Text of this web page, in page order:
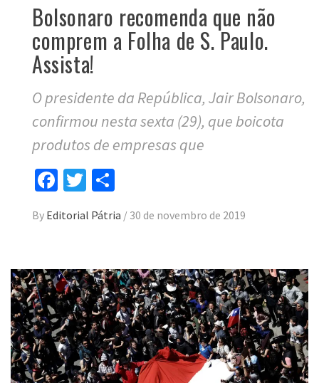
Bolsonaro recomenda que não
comprem a Folha de S. Paulo.
Assista!
O presidente da República, Jair Bolsonaro,
confirmou nesta sexta (29), que boicota
produtos de empresas que
Facebook
Twitter
By Editorial Pátria / 30 de novembro de 2019